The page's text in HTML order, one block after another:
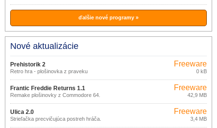
ďalšie nové programy »
Nové aktualizácie
Prehistorik 2
Retro hra - plošinovka z praveku
Freeware
0 kB
Frantic Freddie Returns 1.1
Remake plošinovky z Commodore 64.
Freeware
42,9 MB
Ulica 2.0
Strieľačka precvičujúca postreh hráča.
Freeware
3,4 MB